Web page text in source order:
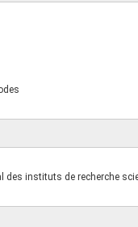
des instituts de recherche